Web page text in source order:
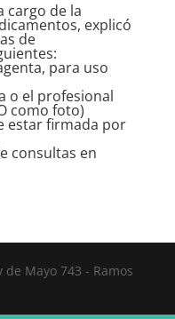
cargo de la
explicó
de
para uso
o el profesional
como foto)
estar firmada por
consultas en
Mayo 743 - Ramos